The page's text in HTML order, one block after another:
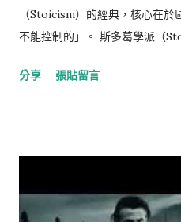
（Stoicism）的經典，核心在
不能控制的」。 斯多葛學派（
慧分辨兩者的差異。 —《別因渴
Enchiridion - Elizabeth
(Chinese Translation) The
分享 張貼留言